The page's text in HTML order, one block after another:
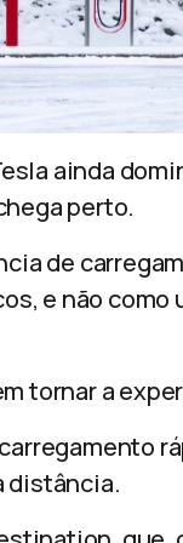
ainda
perto.
de
e não como
tornar a
distância.